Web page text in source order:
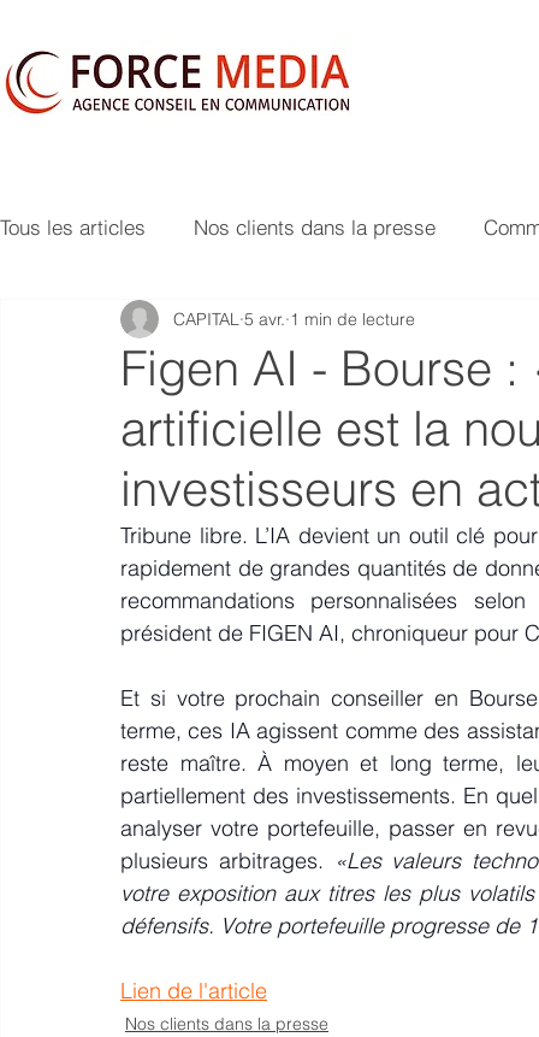
Tous les articles Nos clients dans la presse
Figen AI - Bourse :
artificielle est la
investisseurs en
CAPITAL 5 avr. 1 min de lecture
Tribune libre. L’IA devient un outil clé
rapidement de grandes quantités de
recommandations personnalisées
président de FIGEN AI, chroniqueur pour
Et si votre prochain conseiller en
terme, ces IA agissent comme des
reste maître. À moyen et long terme,
partiellement des investissements. En
analyser votre portefeuille, passer en
plusieurs arbitrages. «Les valeurs
votre exposition aux titres les plus
défensifs. Votre portefeuille progresse de
Lien de l'article
Nos clients dans la presse